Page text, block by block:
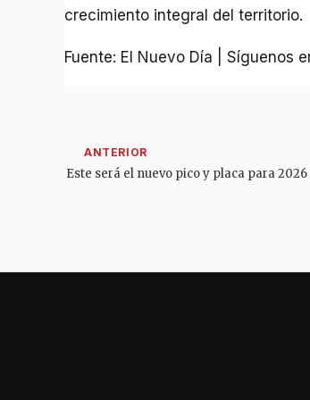
crecimiento integral del territorio.
Fuente: El Nuevo Día | Síguenos